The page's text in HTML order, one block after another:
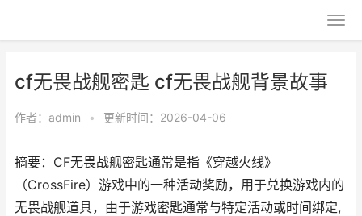
cf无畏战舰密匙 cf无畏战舰背景故事
作者： admin • 更新时间：2026-04-06
摘要：CF无畏战舰密匙通常是指《穿越火线》
（CrossFire）游戏中的一种活动奖励，用于兑换游戏内的
无畏战舰道具，由于游戏密匙通常与特定活动或时间绑定,